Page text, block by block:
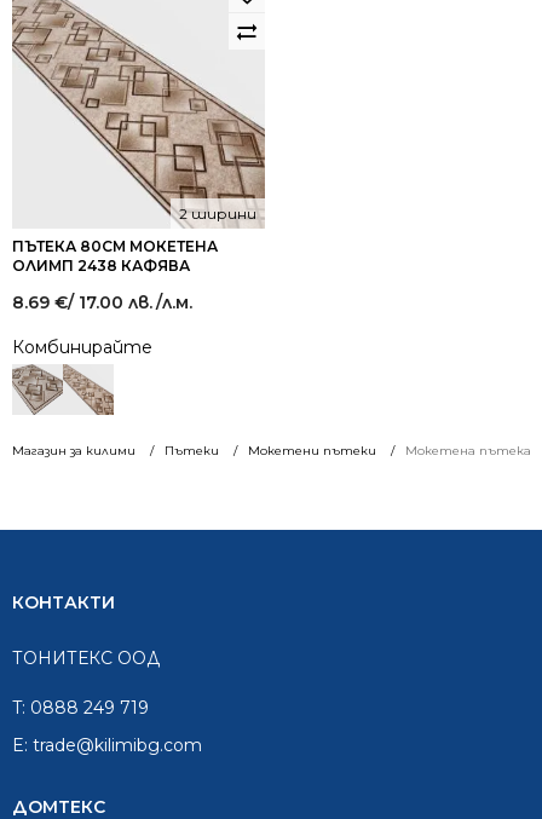
Магазин за килими Пътеки Мокетени пътеки Мокетена пътека
ПЪТЕКА 80СМ МОКЕТЕНА
ОЛИМП 2438 КАФЯВА
2 ширини
8.69 €/ 17.00 лв./л.м.
Комбинирайте
КОНТАКТИ
ТОНИТЕКС ООД
T: 0888 249 719
E: trade@kilimibg.com
ДОМТЕКС